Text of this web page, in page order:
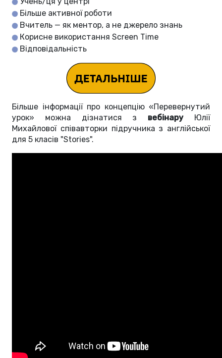
Більше активної роботи
Вчитель — як ментор, а не джерело знань
Корисне використання Screen Time
Відповідальність
Більше інформації про концепцію «Перевернутий
урок» можна дізнатися з вебінару
Юлії
Михайлової співавторки підручника з англійської
для 5 класів "Stories".